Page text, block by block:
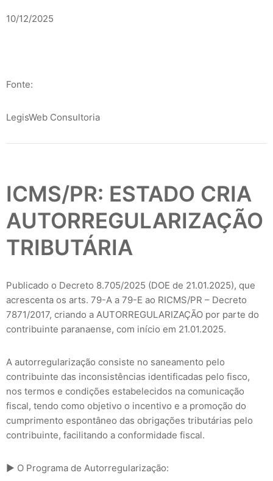
10/12/2025
Fonte:
LegisWeb Consultoria
ICMS/PR: ESTADO CRIA
AUTORREGULARIZAÇÃO
TRIBUTÁRIA
Publicado o Decreto 8.705/2025 (DOE de 21.01.2025), que
acrescenta os arts. 79-A a 79-E ao RICMS/PR – Decreto
7871/2017, criando a AUTORREGULARIZAÇÃO por parte do
contribuinte paranaense, com início em 21.01.2025.
A autorregularização consiste no saneamento pelo
contribuinte das inconsistências identificadas pelo fisco,
nos termos e condições estabelecidos na comunicação
fiscal, tendo como objetivo o incentivo e a promoção do
cumprimento espontâneo das obrigações tributárias pelo
contribuinte, facilitando a conformidade fiscal.
► O Programa de Autorregularização: